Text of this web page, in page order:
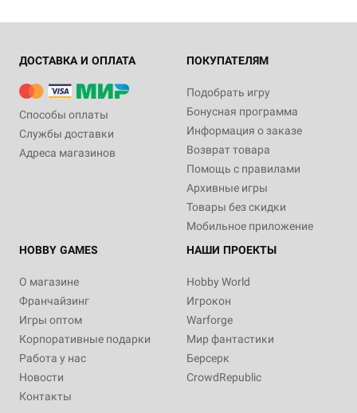
ДОСТАВКА И ОПЛАТА
Способы оплаты
Службы доставки
Адреса магазинов
ПОКУПАТЕЛЯМ
Подобрать игру
Бонусная программа
Информация о заказе
Возврат товара
Помощь с правилами
Архивные игры
Товары без скидки
Мобильное приложение
HOBBY GAMES
О магазине
Франчайзинг
Игры оптом
Корпоративные подарки
Работа у нас
Новости
Контакты
НАШИ ПРОЕКТЫ
Hobby World
Игрокон
Warforge
Мир фантастики
Берсерк
CrowdRepublic